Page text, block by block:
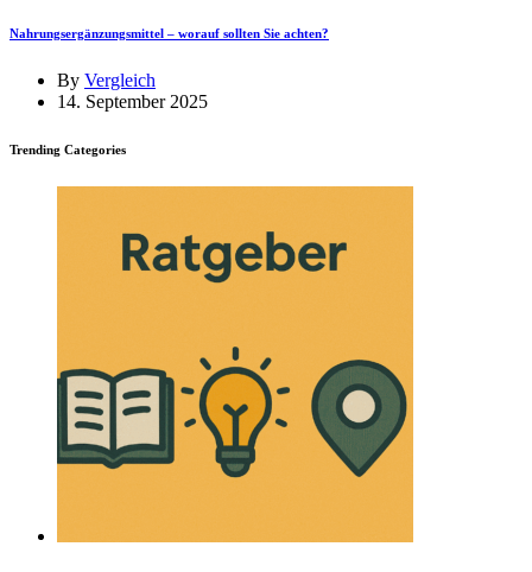
Nahrungsergänzungsmittel – worauf sollten Sie achten?
By Vergleich
14. September 2025
Trending Categories